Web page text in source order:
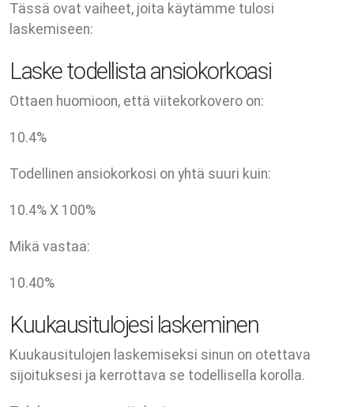
Tässä ovat vaiheet, joita käytämme tulosi
laskemiseen:
Laske todellista ansiokorkoasi
Ottaen huomioon, että viitekorkovero on:
10.4%
Todellinen ansiokorkosi on yhtä suuri kuin:
10.4% X 100%
Mikä vastaa:
10.40%
Kuukausitulojesi laskeminen
Kuukausitulojen laskemiseksi sinun on otettava
sijoituksesi ja kerrottava se todellisella korolla.